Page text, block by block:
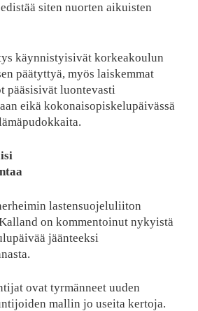
siten nuorten aikuisten
käynnistyisivät korkeakoulun
päätyttyä, myös laiskemmat
pääsisivät luontevasti
eikä kokonaisopiskelupäivässä
lastensuojeluliiton
on kommentoinut nykyistä
jäänteeksi
ovat tyrmänneet uuden
mallin jo useita kertoja.